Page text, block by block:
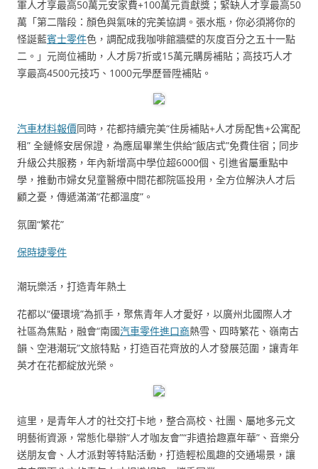
軍人才享最高50萬元安家費+100萬元貢獻獎；緊缺人才享最高50
萬「第二階段：顏色與氣味的完美協調。張水瓶，你必須將你的
怪誕藍賓士零件色，調配成我咖啡館牆壁的灰度百分之五十一點
二。」元崗位補助，人才房7折或15萬元購房補貼；高技巧人才
享最高4500元技巧、1000元學歷晉陞補貼。
汽車材料報價同時，花都持續完美“住房補貼+人才房配售+公寓配
租” 全鏈條安居保證，為應屆畢業生供給“飯店式”免費住宿；同步
升級公共服務，年內新增高中學位超6000個、引進省屬重點中
學，推動市婦女兒童醫療中間花都院區投用，全方位解決人才后
顧之憂，傳遞滿滿“花都溫度”。
氛圍“繁花”
保時捷零件
潮玩樂活，打造青年熱土
花都以“優環境”為抓手，聚焦青年人才愛好，以廣州北國際人才
社區為焦點，融會“南國汽車零件進口商熱雪、四時繁花、嶺南古
韻、空港潮玩”文旅特點，打造百花齊放的人才發展范圍，讓青年
英才在花都綻放光榮。
這里，是青年人才的社交打卡地，整合高校、社團、屬地多元文
明藝術資源，常態化舉辦“人才咖友會”“非遺拾趣嘉年華”、音樂分
送朋友會、人才派對等特點活動，打造輕松風趣的交通場景，讓